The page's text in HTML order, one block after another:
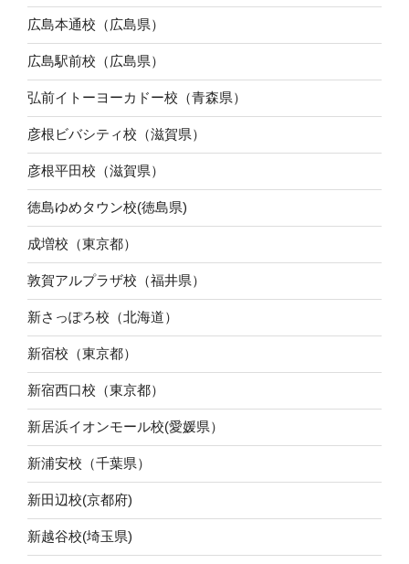
広島本通校（広島県）
広島駅前校（広島県）
弘前イトーヨーカドー校（青森県）
彦根ビバシティ校（滋賀県）
彦根平田校（滋賀県）
徳島ゆめタウン校(徳島県)
成増校（東京都）
敦賀アルプラザ校（福井県）
新さっぽろ校（北海道）
新宿校（東京都）
新宿西口校（東京都）
新居浜イオンモール校(愛媛県）
新浦安校（千葉県）
新田辺校(京都府)
新越谷校(埼玉県)